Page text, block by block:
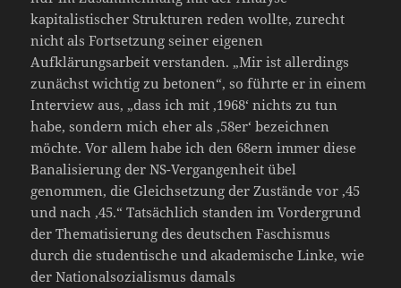
kapitalistischer Strukturen reden wollte, zurecht
nicht als Fortsetzung seiner eigenen
Aufklärungsarbeit verstanden. „Mir ist allerdings
zunächst wichtig zu betonen“, so führte er in einem
Interview aus, „dass ich mit ‚1968‘ nichts zu tun
habe, sondern mich eher als ‚58er‘ bezeichnen
möchte. Vor allem habe ich den 68ern immer diese
Banalisierung der NS-Vergangenheit übel
genommen, die Gleichsetzung der Zustände vor ‚45
und nach ‚45.“ Tatsächlich standen im Vordergrund
der Thematisierung des deutschen Faschismus
durch die studentische und akademische Linke, wie
der Nationalsozialismus damals